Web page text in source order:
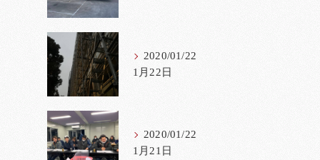
2020/01/22
1月22日
2020/01/22
1月21日